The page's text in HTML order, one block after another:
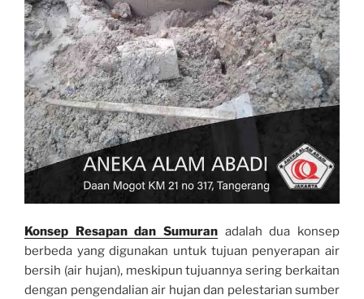
Konsep Resapan dan Sumuran adalah dua konsep
berbeda yang digunakan untuk tujuan penyerapan air
bersih (air hujan), meskipun tujuannya sering berkaitan
dengan pengendalian air hujan dan pelestarian sumber